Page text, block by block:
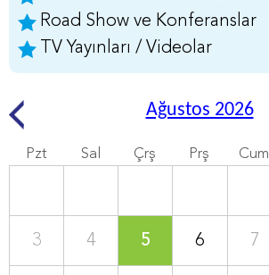
Road Show ve Konferanslar
TV Yayınları / Videolar
Ağustos 2026
Pzt Sal Çrş Prş Cum
3 4 5 6 7